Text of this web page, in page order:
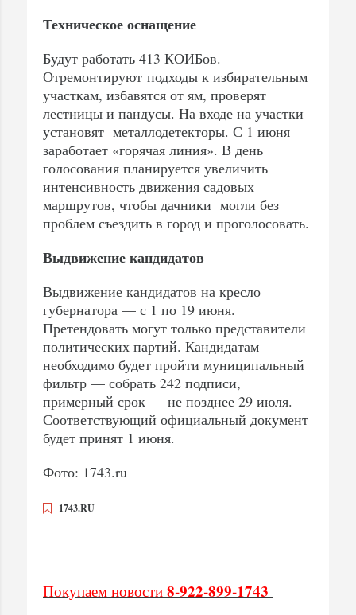
Техническое оснащение
Будут работать 413 КОИБов.
Отремонтируют подходы к избирательным
участкам, избавятся от ям, проверят
лестницы и пандусы. На входе на участки
установят металлодетекторы. С 1 июня
заработает «горячая линия». В день
голосования планируется увеличить
интенсивность движения садовых
маршрутов, чтобы дачники могли без
проблем съездить в город и проголосовать.
Выдвижение кандидатов
Выдвижение кандидатов на кресло
губернатора — с 1 по 19 июня.
Претендовать могут только представители
политических партий. Кандидатам
необходимо будет пройти муниципальный
фильтр — собрать 242 подписи,
примерный срок — не позднее 29 июля.
Соответствующий официальный документ
будет принят 1 июня.
Фото: 1743.ru
1743.RU
Покупаем новости 8-922-899-1743